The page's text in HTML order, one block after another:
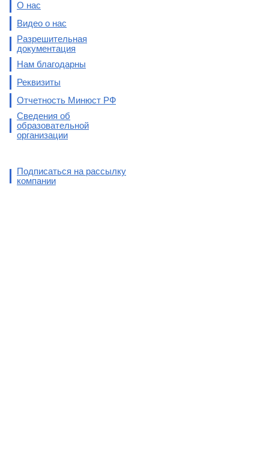
О нас
Видео о нас
Разрешительная
документация
Нам благодарны
Реквизиты
Отчетность Минюст РФ
Сведения об
образовательной
организации
Подписаться на рассылку
компании